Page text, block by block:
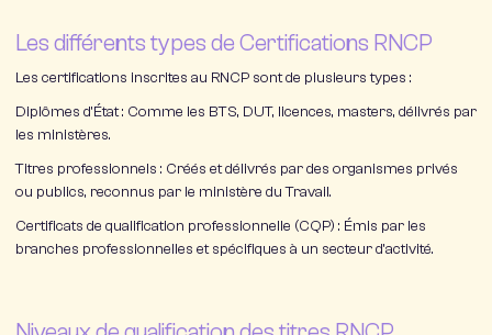
Les différents types de Certifications RNCP
Les certifications inscrites au RNCP sont de plusieurs types :
Diplômes d’État: Comme les BTS, DUT, licences, masters, délivrés par
les ministères.
Titres professionnels : Créés et délivrés par des organismes privés
ou publics, reconnus par le ministère du Travail.
Certificats de qualification professionnelle (CQP) : Émis par les
branches professionnelles et spécifiques à un secteur d’activité.